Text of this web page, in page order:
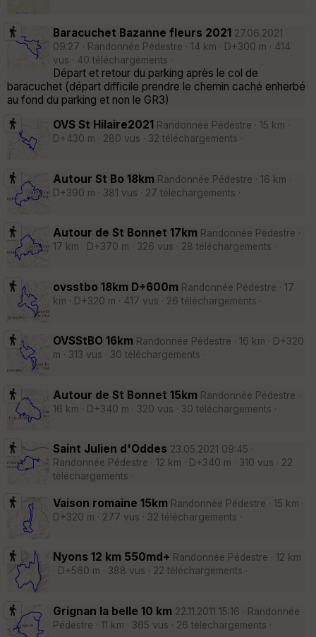
Baracuchet Bazanne fleurs 2021 27.06.2021
09:27 · Randonnée Pédestre · 14 km · D+300 m · 414
vus · 40 téléchargements ·
Départ et retour du parking après le col de
baracuchet (départ difficile prendre le chemin caché enherbé
au fond du parking et non le GR3)
OVS St Hilaire2021 Randonnée Pédestre · 15 km ·
D+430 m · 280 vus · 32 téléchargements ·
Autour St Bo 18km Randonnée Pédestre · 16 km ·
D+390 m · 381 vus · 27 téléchargements ·
Autour de St Bonnet 17km Randonnée Pédestre ·
17 km · D+370 m · 326 vus · 28 téléchargements ·
ovsstbo 18km D+600m Randonnée Pédestre · 17
km · D+320 m · 417 vus · 26 téléchargements ·
OVSStBO 16km Randonnée Pédestre · 16 km · D+320
m · 313 vus · 30 téléchargements ·
Autour de St Bonnet 15km Randonnée Pédestre ·
16 km · D+340 m · 320 vus · 30 téléchargements ·
Saint Julien d'Oddes 23.05.2021 09:45 ·
Randonnée Pédestre · 12 km · D+340 m · 310 vus · 22
téléchargements ·
Vaison romaine 15km Randonnée Pédestre · 15 km ·
D+320 m · 277 vus · 32 téléchargements ·
Nyons 12 km 550md+ Randonnée Pédestre · 12 km
· D+560 m · 388 vus · 22 téléchargements ·
Grignan la belle 10 km 22.11.2011 15:16 · Randonnée
Pédestre · 11 km · 365 vus · 26 téléchargements ·